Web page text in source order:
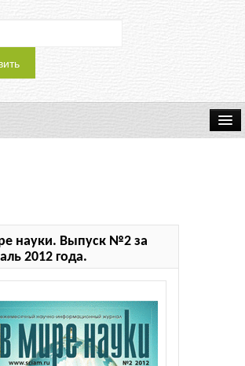
науки. Выпуск №2 за
2012 года.